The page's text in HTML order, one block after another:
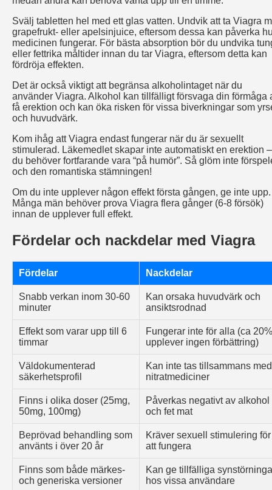
Svälj tabletten hel med ett glas vatten. Undvik att ta Viagra
grapefrukt- eller apelsinjuice, eftersom dessa kan påverka
medicinen fungerar. För bästa absorption bör du undvika
eller fettrika måltider innan du tar Viagra, eftersom detta kan
fördröja effekten.
Det är också viktigt att begränsa alkoholintaget när du
använder Viagra. Alkohol kan tillfälligt försvaga din förmåga
få erektion och kan öka risken för vissa biverkningar som
och huvudvärk.
Kom ihåg att Viagra endast fungerar när du är sexuellt
stimulerad. Läkemedlet skapar inte automatiskt en erektion –
du behöver fortfarande vara “på humör”. Så glöm inte
och den romantiska stämningen!
Om du inte upplever någon effekt första gången, ge inte upp.
Många män behöver prova Viagra flera gånger (6-8 försök)
innan de upplever full effekt.
Fördelar och nackdelar med Viagra
Fördelar Nackdelar
Snabb verkan inom 30-60
minuter
Kan orsaka huvudvärk och
ansiktsrodnad
Effekt som varar upp till 6
timmar
Fungerar inte för alla (ca 20%
upplever ingen förbättring)
Väldokumenterad
säkerhetsprofil
Kan inte tas tillsammans med
nitratmediciner
Finns i olika doser (25mg,
50mg, 100mg)
Påverkas negativt av alkohol
och fet mat
Beprövad behandling som
använts i över 20 år
Kräver sexuell stimulering för
att fungera
Finns som både märkes-
och generiska versioner
Kan ge tillfälliga
hos vissa användare